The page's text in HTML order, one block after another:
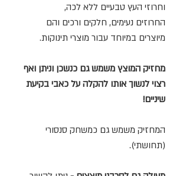
וחרוזי העץ טבעיים ללא לכה,
החרוזים נעימים, חלקים ורכים והם
מיוצרים במיוחד עבור מוצרי תינוקות.
מחזיק המוצץ משמש גם כנשכן וניתן ואף
רצוי לנשוך אותו להקלה על כאבי בקיעת
שיניים!
המחזיק משמש גם כמשחק סנסורי
(תחושתי).